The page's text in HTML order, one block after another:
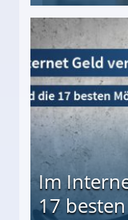
besten Möglichkeiten
Im
17